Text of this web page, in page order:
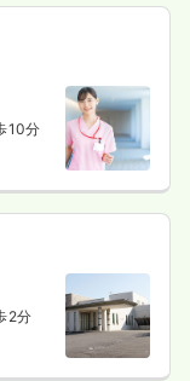
10分
2分